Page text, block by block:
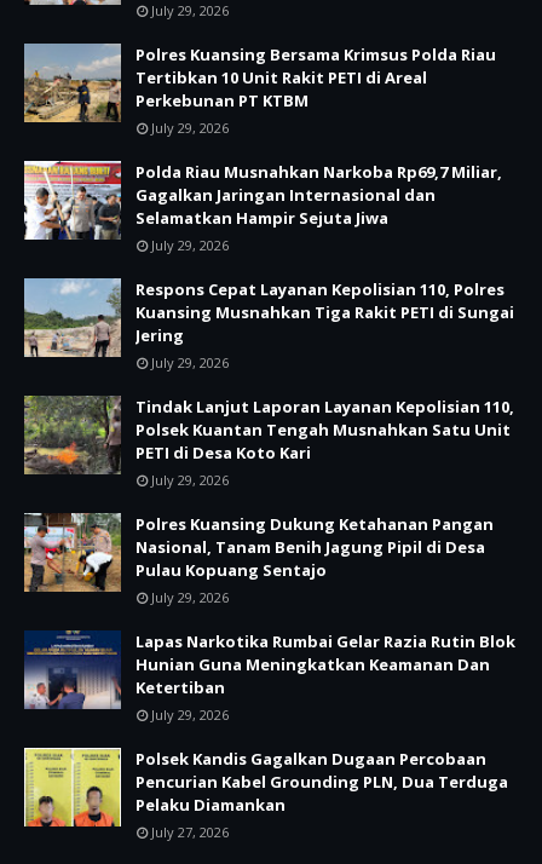
July 29, 2026
Polres Kuansing Bersama Krimsus Polda Riau
Tertibkan 10 Unit Rakit PETI di Areal
Perkebunan PT KTBM
July 29, 2026
Polda Riau Musnahkan Narkoba Rp69,7 Miliar,
Gagalkan Jaringan Internasional dan
Selamatkan Hampir Sejuta Jiwa
July 29, 2026
Respons Cepat Layanan Kepolisian 110, Polres
Kuansing Musnahkan Tiga Rakit PETI di Sungai
Jering
July 29, 2026
Tindak Lanjut Laporan Layanan Kepolisian 110,
Polsek Kuantan Tengah Musnahkan Satu Unit
PETI di Desa Koto Kari
July 29, 2026
Polres Kuansing Dukung Ketahanan Pangan
Nasional, Tanam Benih Jagung Pipil di Desa
Pulau Kopuang Sentajo
July 29, 2026
Lapas Narkotika Rumbai Gelar Razia Rutin Blok
Hunian Guna Meningkatkan Keamanan Dan
Ketertiban
July 29, 2026
Polsek Kandis Gagalkan Dugaan Percobaan
Pencurian Kabel Grounding PLN, Dua Terduga
Pelaku Diamankan
July 27, 2026